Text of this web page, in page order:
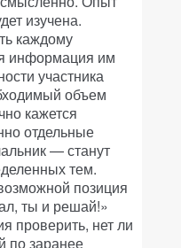
изучена.
каждому
информация им
участника
объем
кажется
отдельные
— станут
тем.
позиция
ты и решай!»
проверить, нет ли
по заранее